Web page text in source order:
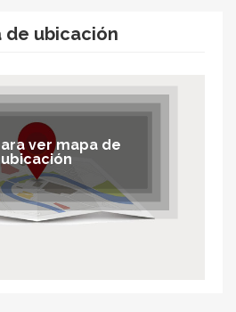
de ubicación
ver mapa de
ubicación